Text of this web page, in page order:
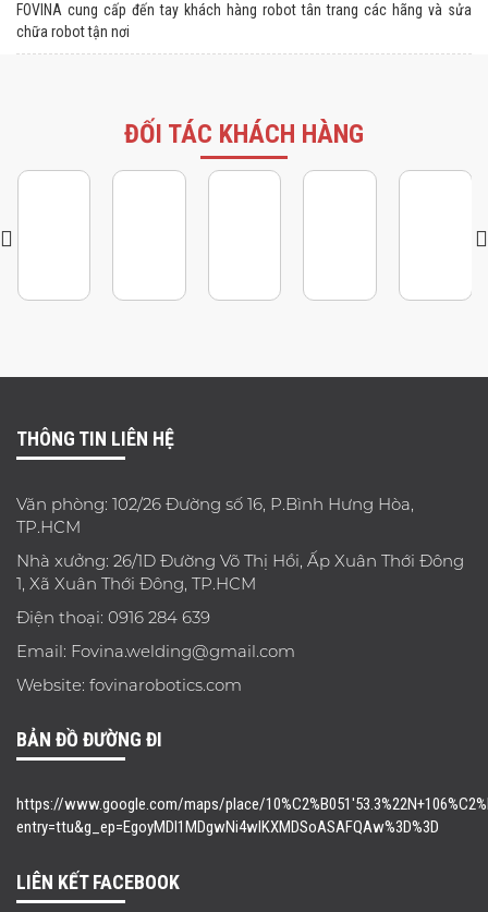
FOVINA cung cấp đến tay khách hàng robot tân trang các hãng và sửa
chữa robot tận nơi
ĐỐI TÁC KHÁCH HÀNG
THÔNG TIN LIÊN HỆ
Văn phòng: 102/26 Đường số 16, P.Bình Hưng Hòa,
TP.HCM
Nhà xưởng: 26/1D Đường Võ Thị Hồi, Ấp Xuân Thới Đông
1, Xã Xuân Thới Đông, TP.HCM
Điện thoại: 0916 284 639
Email: Fovina.welding@gmail.com
Website: fovinarobotics.com
BẢN ĐỒ ĐƯỜNG ĐI
https://www.google.com/maps/place/
entry=ttu&g_ep=EgoyMDI1MDgwNi4wIKXMDSoASAFQAw%3D%3D
LIÊN KẾT FACEBOOK